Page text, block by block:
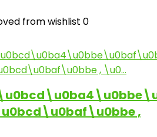
from wishlist 0
,